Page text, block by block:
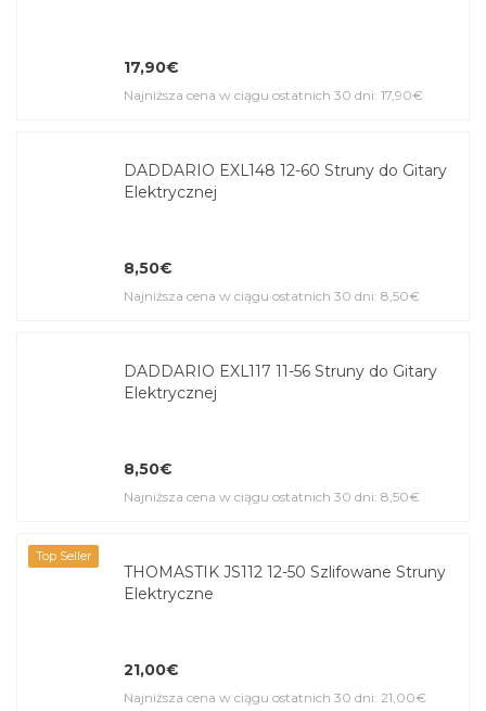
17,90€
Najniższa cena w ciągu ostatnich 30 dni: 17,90€
DADDARIO EXL148 12-60 Struny do Gitary
Elektrycznej
8,50€
Najniższa cena w ciągu ostatnich 30 dni: 8,50€
DADDARIO EXL117 11-56 Struny do Gitary
Elektrycznej
8,50€
Najniższa cena w ciągu ostatnich 30 dni: 8,50€
Top Seller
THOMASTIK JS112 12-50 Szlifowane Struny
Elektryczne
21,00€
Najniższa cena w ciągu ostatnich 30 dni: 21,00€